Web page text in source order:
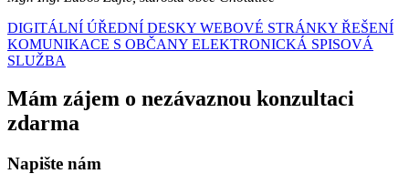
DIGITÁLNÍ ÚŘEDNÍ DESKY WEBOVÉ STRÁNKY ŘEŠENÍ
KOMUNIKACE S OBČANY ELEKTRONICKÁ SPISOVÁ
SLUŽBA
Mám zájem o nezávaznou konzultaci
zdarma
Napište nám